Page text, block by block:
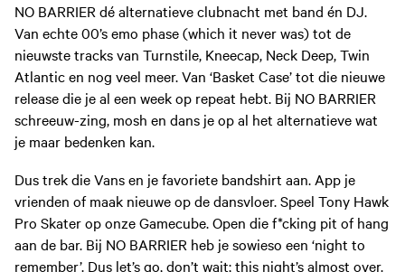
NO BARRIER dé alternatieve clubnacht met band én DJ.
Van echte 00’s emo phase (which it never was) tot de
nieuwste tracks van Turnstile, Kneecap, Neck Deep, Twin
Atlantic en nog veel meer. Van ‘Basket Case’ tot die nieuwe
release die je al een week op repeat hebt. Bij NO BARRIER
schreeuw-zing, mosh en dans je op al het alternatieve wat
je maar bedenken kan.
Dus trek die Vans en je favoriete bandshirt aan. App je
vrienden of maak nieuwe op de dansvloer. Speel Tony Hawk
Pro Skater op onze Gamecube. Open die f*cking pit of hang
aan de bar. Bij NO BARRIER heb je sowieso een ‘night to
remember’. Dus let’s go, don’t wait; this night’s almost over.